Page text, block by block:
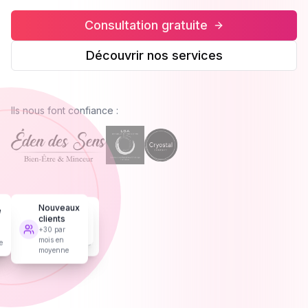
Consultation gratuite
Découvrir nos services
Ils nous font confiance :
+45% de
réservations
en moyenne
pour nos clients
Croissance
+85% de CA
en moyenne
Nouveaux
clients
+30 par
mois en
moyenne